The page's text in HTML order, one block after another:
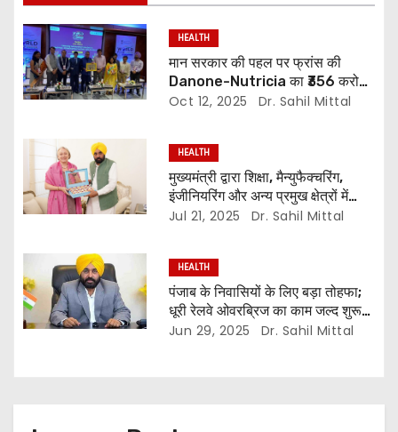
HEALTH
मान सरकार की पहल पर फ्रांस की
Danone-Nutricia का ₹356 करोड़
का निवेश, Agri-Food सेक्टर को
Oct 12, 2025 Dr. Sahil Mittal
HEALTH
मुख्यमंत्री द्वारा शिक्षा, मैन्युफैक्चरिंग,
इंजीनियरिंग और अन्य प्रमुख क्षेत्रों में
ब्रिटेन के साथ मजबूत संबंधों पर ज़ोर
Jul 21, 2025 Dr. Sahil Mittal
HEALTH
पंजाब के निवासियों के लिए बड़ा तोहफा;
धूरी रेलवे ओवरब्रिज का काम जल्द शुरू
होगा: मुख्यमंत्री
Jun 29, 2025 Dr. Sahil Mittal